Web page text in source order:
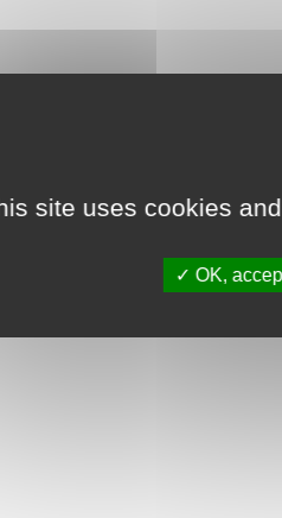
site uses cookies
OK,